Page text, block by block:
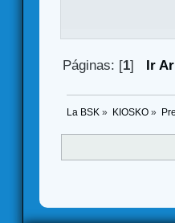
Páginas: [1] Ir
La BSK » KIOSKO»